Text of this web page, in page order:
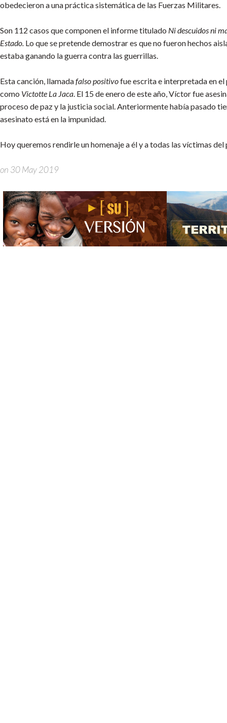
obedecieron a una práctica sistemática de las Fuerzas Militares.
Son 112 casos que componen el informe titulado Ni descuidos ni
Estado. Lo que se pretende demostrar es que no fueron hechos
estaba ganando la guerra contra las guerrillas.
Esta canción, llamadafalso positivofue escrita e interpretada en
como Victotte La Jaca . El 15 de enero de este año, Víctor fue
proceso de paz y la justicia social. Anteriormente había pasado
asesinato está en la impunidad.
Hoy queremos rendirle un homenaje a él y a todas las víctimas
on 30 May 2019